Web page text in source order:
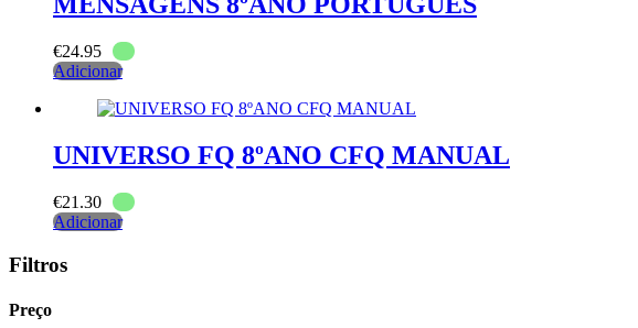
€24.95
Adicionar
UNIVERSO FQ 8ºANO CFQ MANUAL
€21.30
Adicionar
Filtros
Preço